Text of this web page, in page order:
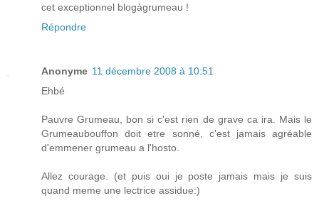
cet exceptionnel blogàgrumeau !
Répondre
Anonyme 11 décembre 2008 à 10:51
Ehbé
Pauvre Grumeau, bon si c'est rien de grave ca ira. Mais le
Grumeaubouffon doit etre sonné, c'est jamais agréable
d'emmener grumeau a l'hosto.
Allez courage. (et puis oui je poste jamais mais je suis
quand meme une lectrice assidue:)